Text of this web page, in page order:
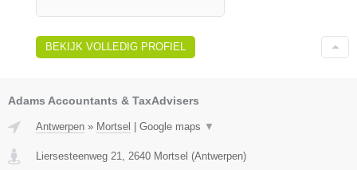
BEKIJK VOLLEDIG PROFIEL
Adams Accountants & TaxAdvisers
Antwerpen » Mortsel Google maps ▼
Liersesteenweg 21 2640 Mortsel (Antwerpen)